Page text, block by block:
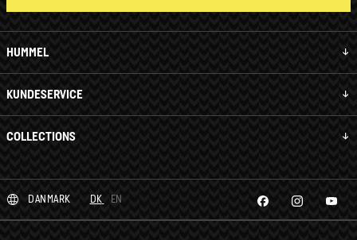
HUMMEL
KUNDESERVICE
COLLECTIONS
DANMARK DK EN